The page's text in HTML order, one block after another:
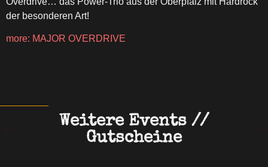
der besonderen Art!
more: MAJOR OVERDRIVE
Weitere Events //
Gutscheine